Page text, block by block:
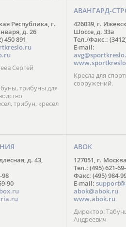
RUS
137-54-77
602-94-77
333-70-77
Республика, г.
д. 26
450 891
Сергей
трибуны для
трибун, кресел
АВАНГАРД-
426039, г.
Шоссе, д. 33а
Тел./Факс.:
E-mail:
Кресла для
сооружений.
д. 43,
98
90
АВОК
127051, г.
Тел.: (495) 621-
Факс: (495) 984-
E-mail:
abok@abok.ru
www.abok.ru
Директор:
Андреевич